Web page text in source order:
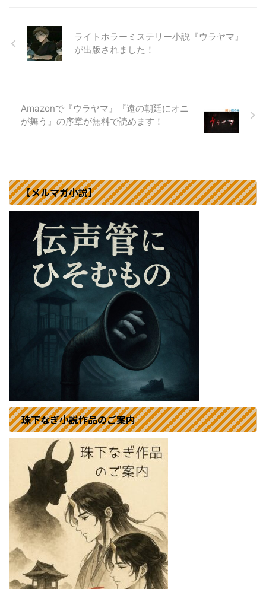
ライトホラーミステリー小説『ウラヤマ』
が出版されました！
Amazonで『ウラヤマ』『遠の朝廷にオニ
が舞う』の序章が無料で読めます！
【メルマガ小説】
珠下なぎ小説作品のご案内